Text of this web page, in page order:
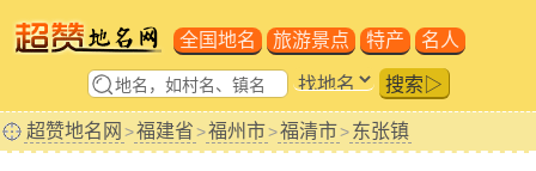
全国地名 旅游景点 特产 名人
搜索▷
超赞地名网 >福建省>福州市>福清市>东张镇